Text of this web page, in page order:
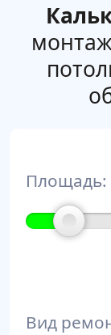
Площадь:
Вид